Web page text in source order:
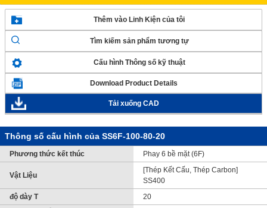
Thêm vào Linh Kiện của tôi
Tìm kiếm sản phẩm tương tự
Cấu hình Thông số kỹ thuật
Download Product Details
Tải xuống CAD
Thông số cấu hình của SS6F-100-80-20
Phương thức kết thúc Phay 6 bề mặt (6F)
Vật Liệu
[Thép Kết Cấu, Thép Carbon]
SS400
độ dày T
20